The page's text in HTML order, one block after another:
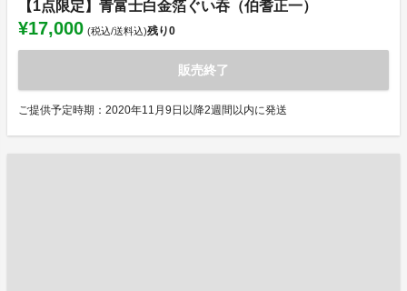
【1点限定】青富士白金箔ぐい吞（伯耆正一）
¥17,000 (税込/送料込)残り0
販売終了
ご提供予定時期：2020年11月9日以降2週間以内に発送